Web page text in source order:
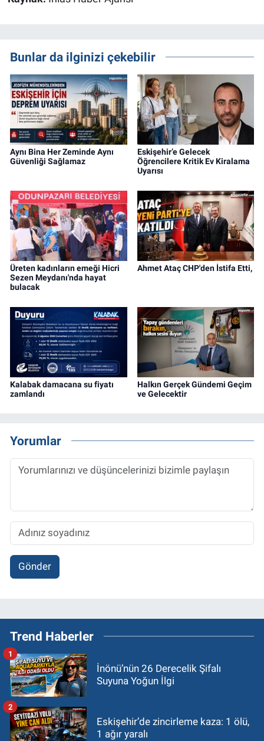
Bunlar da ilginizi çekebilir
Aynı Bina Her Zeminde Aynı
Güvenliği Sağlamaz
Eskişehir’e Gelecek
Öğrencilere Kritik Ev Kiralama
Uyarısı
Üreten kadınların emeği Hicri
Sezen Meydanı'nda hayat
bulacak
Ahmet Ataç CHP'den İstifa Etti,
Kalabak damacana su fiyatı
zamlandı
Halkın Gerçek Gündemi Geçim
ve Gelecektir
Yorumlar
Gönder
Trend Haberler
İnönü’nün 26 Derecelik Şifalı
Suyuna Yoğun İlgi
1
Eskişehir’de zincirleme kaza: 1 ölü,
1 ağır yaralı
2